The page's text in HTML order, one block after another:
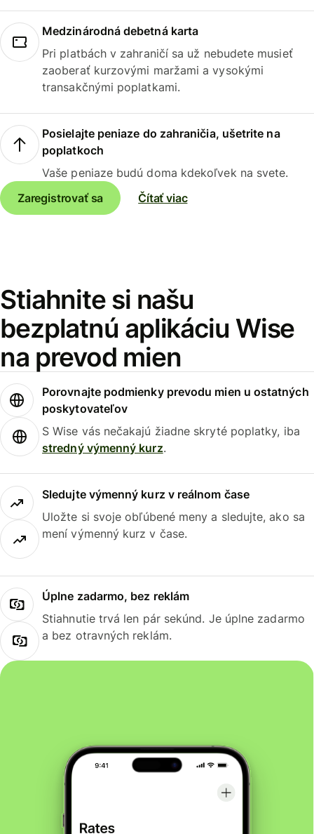
Medzinárodná debetná karta
Pri platbách v zahraničí sa už nebudete musieť
zaoberať kurzovými maržami a vysokými
transakčnými poplatkami.
Posielajte peniaze do zahraničia, ušetrite na
poplatkoch
Vaše peniaze budú doma kdekoľvek na svete.
Zaregistrovať sa
Čítať viac
Stiahnite si našu
bezplatnú aplikáciu Wise
na prevod mien
Porovnajte podmienky prevodu mien u ostatných
poskytovateľov
S Wise vás nečakajú žiadne skryté poplatky, iba
stredný výmenný kurz.
Sledujte výmenný kurz v reálnom čase
Uložte si svoje obľúbené meny a sledujte, ako sa
mení výmenný kurz v čase.
Úplne zadarmo, bez reklám
Stiahnutie trvá len pár sekúnd. Je úplne zadarmo
a bez otravných reklám.